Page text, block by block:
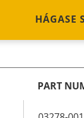
HÁGASE
PART